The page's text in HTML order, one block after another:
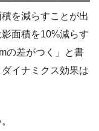
を減らすことが出
面積を10%減らす
の差がつく」と書
イナミクス効果は